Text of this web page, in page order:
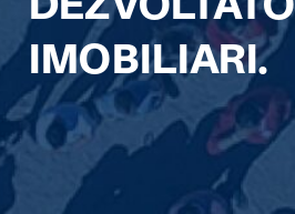
IMOBILIARI.